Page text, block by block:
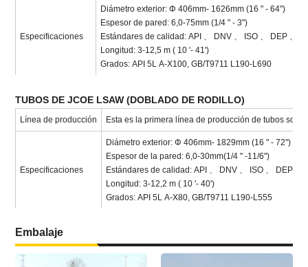
Especificaciones
Diámetro exterior: Φ 406mm- 1626mm (16 " - 64")
Espesor de pared: 6,0-75mm (1/4 " - 3")
Estándares de calidad: API 、 DNV 、 ISO 、 DEP 、
Longitud: 3-12,5 m ( 10 '- 41')
Grados: API 5L A-X100, GB/T9711 L190-L690
TUBOS DE JCOE LSAW (DOBLADO DE RODILLO)
Línea de producción Esta es la primera línea de producción de tubos
Especificaciones
Diámetro exterior: Φ 406mm- 1829mm (16 " - 72")
Espesor de la pared: 6,0-30mm(1/4 " -11/6")
Estándares de calidad: API 、 DNV 、 ISO 、 DEP
Longitud: 3-12,2 m ( 10 '- 40')
Grados: API 5L A-X80, GB/T9711 L190-L555
Embalaje